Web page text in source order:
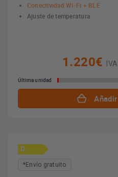
Conectividad Wi-Fi + BLE
Ajuste de temperatura
1.220€
Última unidad
D
*Envío gratuito